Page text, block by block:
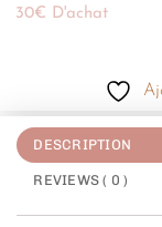
30€ D'achat
DESCRIPTION
REVIEWS ( 0 )